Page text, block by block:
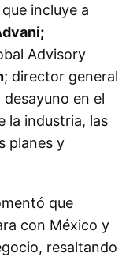
incluye a
Advisory
; director general
en el
la industria, las
planes y
que
con México y
resaltando